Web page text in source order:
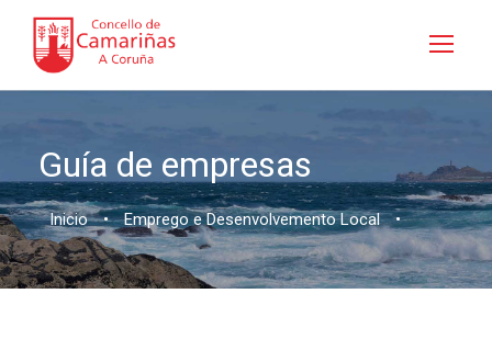
Guía de empresas
Inicio • Emprego e Desenvolvemento Local •